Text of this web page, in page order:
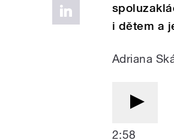
i dětem a
Adriana
2:58